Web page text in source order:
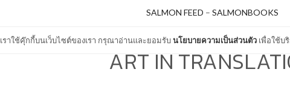
เราใช้คุ๊กกี้บนเว็บไซต์ของเรา กรุณาอ่านและยอมรับนโยบายความเป็นส่วนตัว เพื่อใช้บ
SALMON FEED – SALMONBOOKS
ART IN